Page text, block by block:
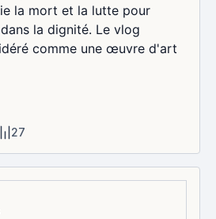
la mort et la lutte pour
la dignité. Le vlog
comme une œuvre d'art
27